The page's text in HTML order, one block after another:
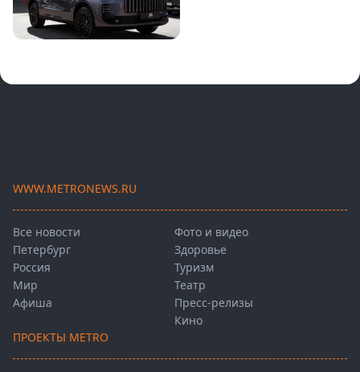
WWW.METRONEWS.RU
Все новости
Петербург
Россия
Мир
Афиша
Фото и видео
Здоровье
Туризм
Театр
Пресс-релизы
Кино
ПРОЕКТЫ METRO